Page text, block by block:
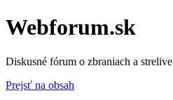
Webforum.sk
Diskusné fórum o zbraniach a strelive
Prejsť na obsah